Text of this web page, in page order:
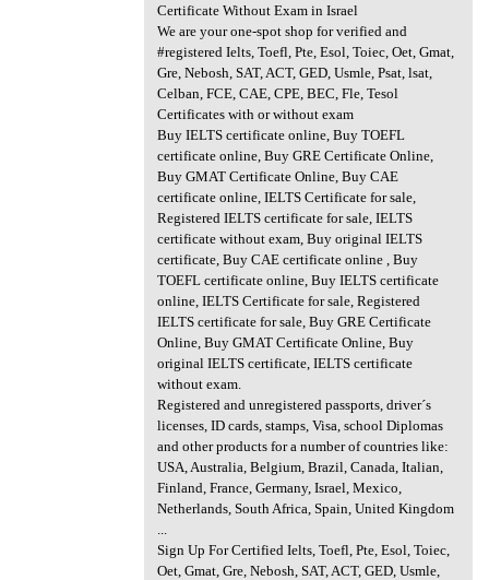
Certificate Without Exam in Israel
We are your one-spot shop for verified and
#registered Ielts, Toefl, Pte, Esol, Toiec, Oet, Gmat,
Gre, Nebosh, SAT, ACT, GED, Usmle, Psat, lsat,
Celban, FCE, CAE, CPE, BEC, Fle, Tesol
Certificates with or without exam
Buy IELTS certificate online, Buy TOEFL
certificate online, Buy GRE Certificate Online,
Buy GMAT Certificate Online, Buy CAE
certificate online, IELTS Certificate for sale,
Registered IELTS certificate for sale, IELTS
certificate without exam, Buy original IELTS
certificate, Buy CAE certificate online , Buy
TOEFL certificate online, Buy IELTS certificate
online, IELTS Certificate for sale, Registered
IELTS certificate for sale, Buy GRE Certificate
Online, Buy GMAT Certificate Online, Buy
original IELTS certificate, IELTS certificate
without exam.
Registered and unregistered passports, driver´s
licenses, ID cards, stamps, Visa, school Diplomas
and other products for a number of countries like:
USA, Australia, Belgium, Brazil, Canada, Italian,
Finland, France, Germany, Israel, Mexico,
Netherlands, South Africa, Spain, United Kingdom
Sign Up For Certified Ielts, Toefl, Pte, Esol, Toiec,
Oet, Gmat, Gre, Nebosh, SAT, ACT, GED, Usmle,